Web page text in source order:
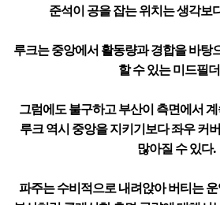
준석이 공을 잡는 위치는 생각보
루크는 중앙에서 활동량과 경합을 바탕
할 수 있는 미드필
그럼에도 불구하고 부산이 측면에서
루크 역시 중앙을 지키기보다 좌우 커
많아질 수 있다.
파주는 수비적으로 내려앉아 버티는